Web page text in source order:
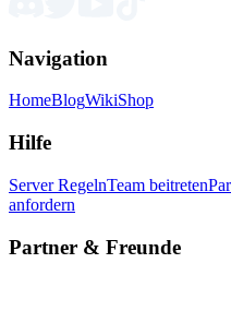
Navigation
HomeBlogWikiShop
Hilfe
Server RegelnTeam beitreten
anfordern
Partner & Freunde